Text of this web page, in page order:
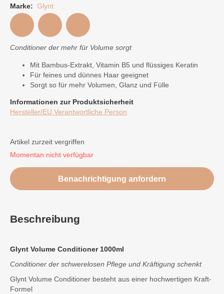
Marke: Glynt
Conditioner der mehr für Volume sorgt
Mit Bambus-Extrakt, Vitamin B5 und flüssiges Keratin
Für feines und dünnes Haar geeignet
Sorgt so für mehr Volumen, Glanz und Fülle
Informationen zur Produktsicherheit
Hersteller/EU Verantwortliche Person
Artikel zurzeit vergriffen
Momentan nicht verfügbar
Benachrichtigung anfordern
Beschreibung
Glynt Volume Conditioner 1000ml
Conditioner der schwerelosen Pflege und Kräftigung schenkt
Glynt Volume Conditioner besteht aus einer hochwertigen Kraft-
Formel